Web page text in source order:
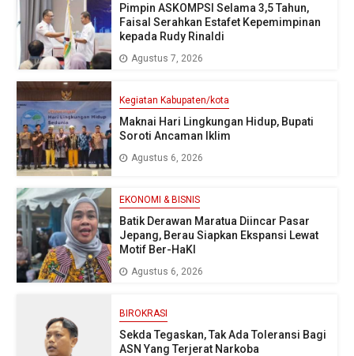
Pimpin ASKOMPSI Selama 3,5 Tahun,
Faisal Serahkan Estafet Kepemimpinan
kepada Rudy Rinaldi
Agustus 7, 2026
Kegiatan Kabupaten/kota
Maknai Hari Lingkungan Hidup, Bupati
Soroti Ancaman Iklim
Agustus 6, 2026
EKONOMI & BISNIS
Batik Derawan Maratua Diincar Pasar
Jepang, Berau Siapkan Ekspansi Lewat
Motif Ber-HaKI
Agustus 6, 2026
BIROKRASI
Sekda Tegaskan, Tak Ada Toleransi Bagi
ASN Yang Terjerat Narkoba